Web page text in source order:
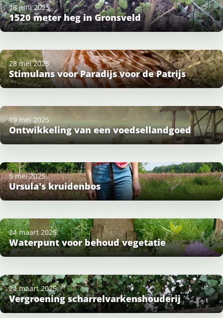
1520 meter heg in Gronsveld
18 juni 2025
Stimulans voor Paradijs voor de Patrijs
28 mei 2025
Ontwikkeling van een voedsellandgoed
19 mei 2025
Ursula's kruidenbos
5 mei 2025
Waterpunt voor behoud vegetatie
24 maart 2025
Vergroening scharrelvarkenshouderij
24 maart 2025